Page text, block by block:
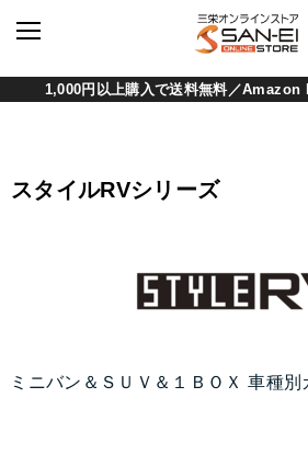
1,000円以上購入で送料無料／Amazon
スタイルRVシリーズ
ミニバン＆ＳＵＶ＆１ＢＯＸ 車種